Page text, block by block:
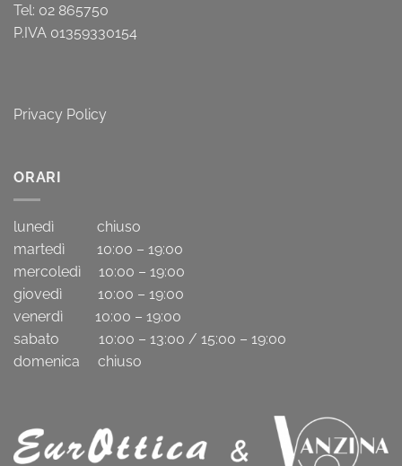
Tel: 02 865750
P.IVA 01359330154
Privacy Policy
ORARI
lunedì chiuso
martedì 10:00 – 19:00
mercoledì 10:00 – 19:00
giovedì 10:00 – 19:00
venerdì 10:00 – 19:00
sabato 10:00 – 13:00 / 15:00 – 19:00
domenica chiuso